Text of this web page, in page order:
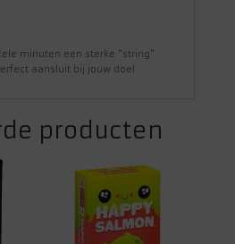
minuten een sterke “string”
aansluit bij jouw doel.
producten